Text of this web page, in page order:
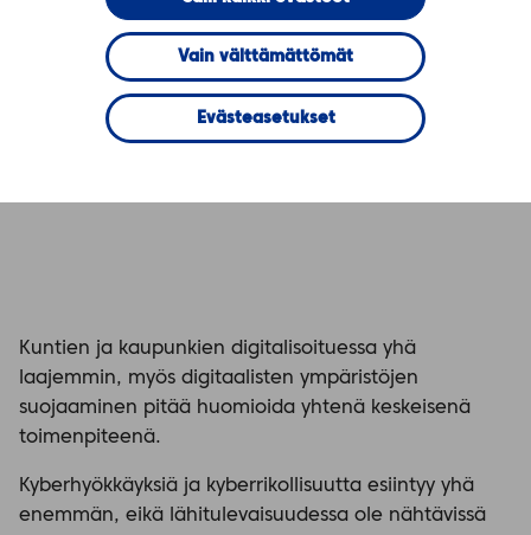
Vain välttämättömät
Evästeasetukset
ICT-palveluiden kyberturvapalvelut
Varmista häiriötön
Kuntien ja kaupunkien digitalisoituessa yhä
laajemmin, myös digitaalisten ympäristöjen
suojaaminen pitää huomioida yhtenä keskeisenä
toimenpiteenä.
Kyberhyökkäyksiä ja kyberrikollisuutta esiintyy yhä
enemmän, eikä lähitulevaisuudessa ole nähtävissä